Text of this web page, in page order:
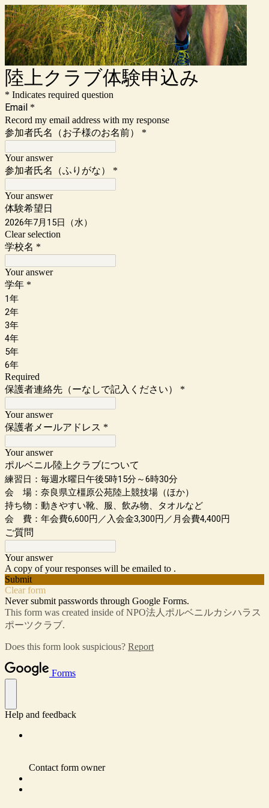
陸上クラブ体験申込み
* Indicates required question
Email *
Record my email address with my response
参加者氏名（お子様のお名前） *
Your answer
参加者氏名（ふりがな） *
Your answer
体験希望日
2026年7月15日（水）
Clear selection
学校名 *
Your answer
学年 *
1年
2年
3年
4年
5年
6年
Required
保護者連絡先（ーなしで記入ください） *
Your answer
保護者メールアドレス *
Your answer
ポルベニル陸上クラブについて
練習日：毎週水曜日午後5時15分～6時30分
会 場：奈良県立橿原公苑陸上競技場（ほか）
持ち物：動きやすい靴、服、飲み物、タオルなど
会 費：年会費6,600円／入会金3,300円／月会費4,400円
ご質問
Your answer
A copy of your responses will be emailed to .
Submit
Clear form
Never submit passwords through Google Forms.
This form was created inside of NPO法人ポルベニルカシハラス
ポーツクラブ.
Does this form look suspicious? Report
Forms
Help and feedback
Contact form owner